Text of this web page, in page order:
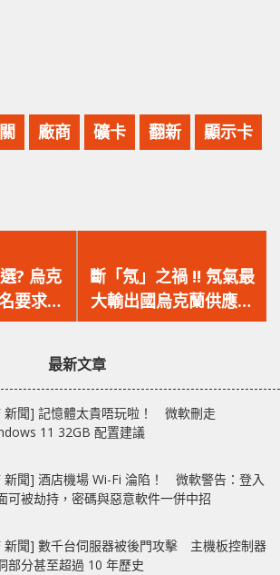
廠商 礦卡 翻新 顯示卡
? 烏克
要求
羅斯的
一
篇
文
斷「氖」之禍 !! 氖氣最
大輸出國烏克蘭供應暫
停，中國報價馬上升 4
最新文章
新聞] 記憶體太貴唔玩啦！ 微軟刪走
11 32GB 配置建議
新聞] 酒店機場 Wi-Fi 淪陷！ 微軟警告：登入
可被劫持，密碼與惡意軟件一併中招
新聞] 數千台伺服器被後門攻擊 主機板控制器
部分甚至超過 10 年歷史